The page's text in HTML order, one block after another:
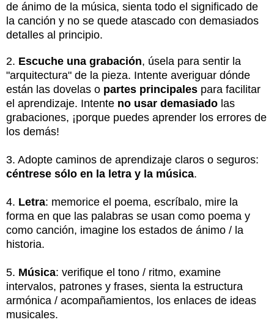
de ánimo de la música, sienta todo el significado de
la canción y no se quede atascado con demasiados
detalles al principio.
2. Escuche una grabación, úsela para sentir la
"arquitectura" de la pieza. Intente averiguar dónde
están las dovelas o partes principales para facilitar
el aprendizaje. Intente no usar demasiado las
grabaciones, ¡porque puedes aprender los errores de
los demás!
3. Adopte caminos de aprendizaje claros o seguros:
céntrese sólo en la letra y la música.
4. Letra: memorice el poema, escríbalo, mire la
forma en que las palabras se usan como poema y
como canción, imagine los estados de ánimo / la
historia.
5. Música: verifique el tono / ritmo, examine
intervalos, patrones y frases, sienta la estructura
armónica / acompañamientos, los enlaces de ideas
musicales.